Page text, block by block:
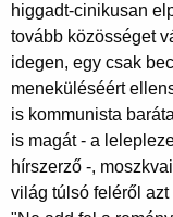
higgadt-cinikusan
tovább közösséget
idegen, egy csak
meneküléséért
is kommunista
is magát - a
hírszerző -,
világ túlsó feléről